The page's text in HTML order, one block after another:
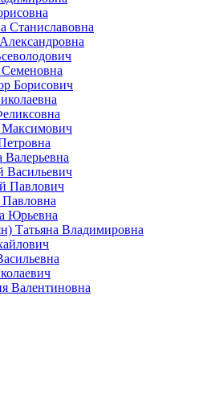
Станиславовна
Борисович
Валерьевна
Васильевич
Павлович
Юрьевна
Татьяна Владимировна
Валентиновна